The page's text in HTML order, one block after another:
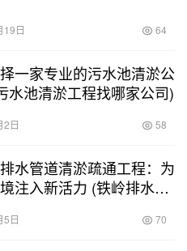
19日 64
一家专业的污水池清淤公
水池清淤工程找哪家公司)
2日 58
水管道清淤疏通工程：为
注入新活力 (铁岭排水管
5日 70